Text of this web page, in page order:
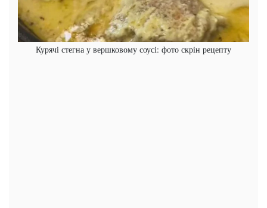
Курячі стегна у вершковому соусі: фото скрін рецепту